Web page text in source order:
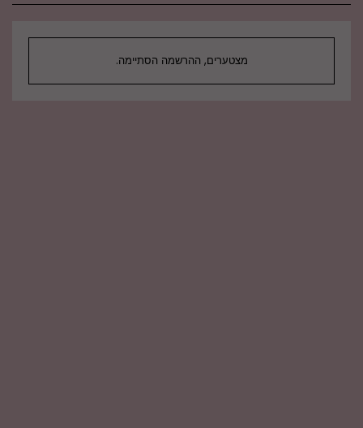
מצטערים, ההרשמה הסתיימה.